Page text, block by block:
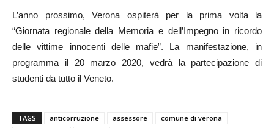
L’anno prossimo, Verona ospiterà per la prima volta la
“Giornata regionale della Memoria e dell’Impegno in ricordo
delle vittime innocenti delle mafie”. La manifestazione, in
programma il 20 marzo 2020, vedrà la partecipazione di
studenti da tutto il Veneto.
TAGS anticorruzione assessore
comune di verona